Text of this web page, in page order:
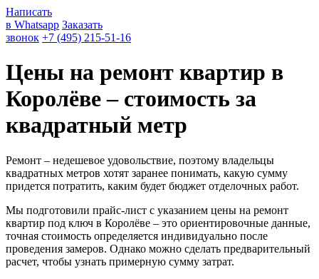
Написать
в Whatsapp Заказать
звонок +7 (495) 215-51-16
Цены на ремонт квартир в
Королёве – стоимость за
квадратный метр
Ремонт – недешевое удовольствие, поэтому владельцы
квадратных метров хотят заранее понимать, какую сумму
придется потратить, каким будет бюджет отделочных работ.
Мы подготовили прайс-лист с указанием цены на ремонт
квартир под ключ в Королёве – это ориентировочные данные,
точная стоимость определяется индивидуально после
проведения замеров. Однако можно сделать предварительный
расчет, чтобы узнать примерную сумму затрат.